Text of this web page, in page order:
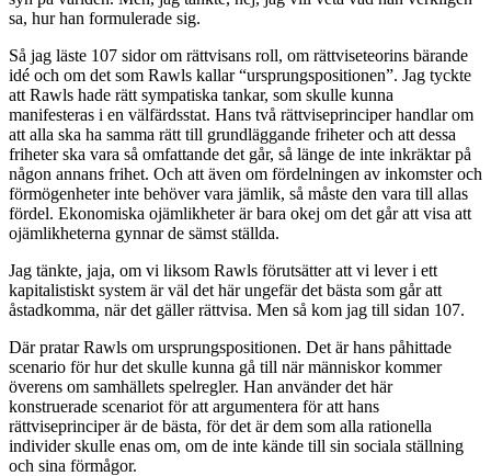
sa, hur han formulerade sig.
Så jag läste 107 sidor om rättvisans roll, om rättviseteorins bärande
idé och om det som Rawls kallar “ursprungspositionen”. Jag tyckte
att Rawls hade rätt sympatiska tankar, som skulle kunna
manifesteras i en välfärdsstat. Hans två rättviseprinciper handlar om
att alla ska ha samma rätt till grundläggande friheter och att dessa
friheter ska vara så omfattande det går, så länge de inte inkräktar på
någon annans frihet. Och att även om fördelningen av inkomster och
förmögenheter inte behöver vara jämlik, så måste den vara till allas
fördel. Ekonomiska ojämlikheter är bara okej om det går att visa att
ojämlikheterna gynnar de sämst ställda.
Jag tänkte, jaja, om vi liksom Rawls förutsätter att vi lever i ett
kapitalistiskt system är väl det här ungefär det bästa som går att
åstadkomma, när det gäller rättvisa. Men så kom jag till sidan 107.
Där pratar Rawls om ursprungspositionen. Det är hans påhittade
scenario för hur det skulle kunna gå till när människor kommer
överens om samhällets spelregler. Han använder det här
konstruerade scenariot för att argumentera för att hans
rättviseprinciper är de bästa, för det är dem som alla rationella
individer skulle enas om, om de inte kände till sin sociala ställning
och sina förmågor.